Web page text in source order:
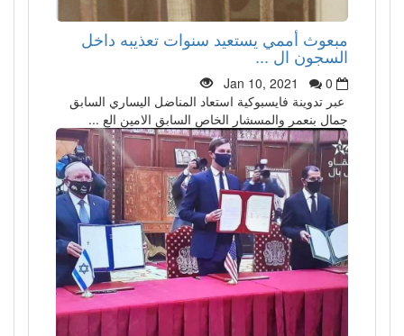
مبعوث أممي يستعيد سنوات تعذيبه داخل
السجون ال ...
Jan 10, 2021
0
عبر تدوينة فايسبوكية استعاد المناضل اليساري السابق
جمال بنعمر والمسشار الخاص السابق الامين الع ...